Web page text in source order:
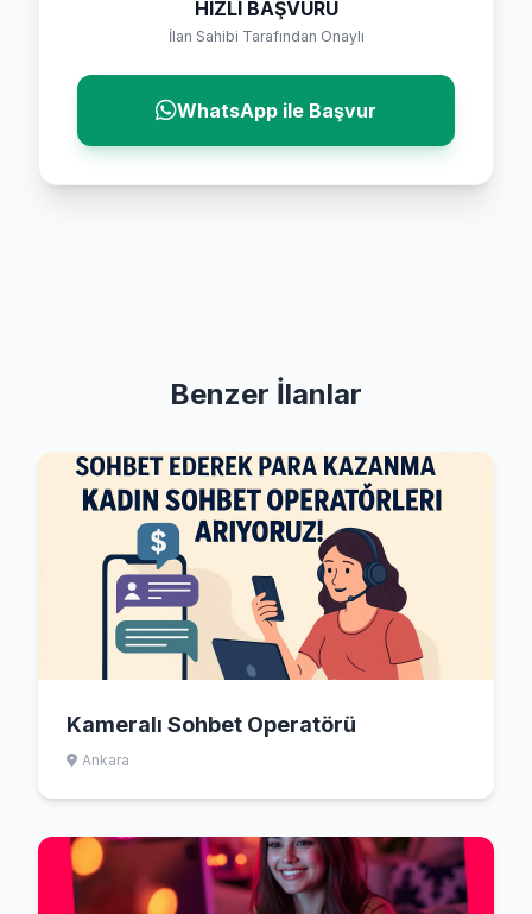
HIZLI BAŞVURU
İlan Sahibi Tarafından Onaylı
WhatsApp ile Başvur
Benzer İlanlar
Kameralı Sohbet Operatörü
Ankara